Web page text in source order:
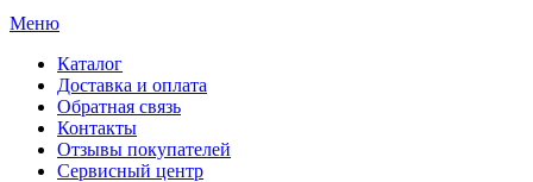
Меню
Каталог
Доставка и оплата
Обратная связь
Контакты
Отзывы покупателей
Сервисный центр